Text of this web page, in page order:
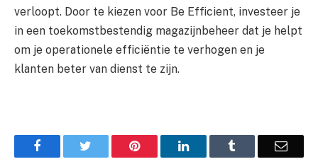
verloopt. Door te kiezen voor Be Efficient, investeer je
in een toekomstbestendig magazijnbeheer dat je helpt
om je operationele efficiëntie te verhogen en je
klanten beter van dienst te zijn.
Facebook Pinterest LinkedIn Email